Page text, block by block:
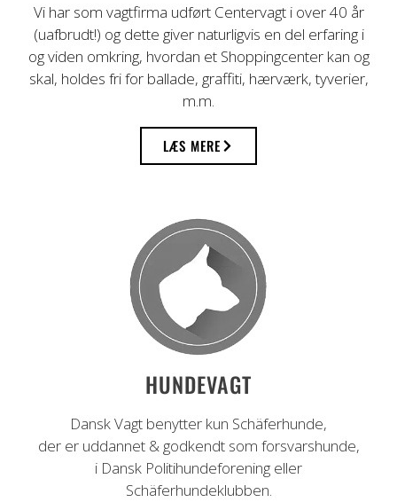
Vi har som vagtfirma udført Centervagt i over 40 år
(uafbrudt!) og dette giver naturligvis en del erfaring i
og viden omkring, hvordan et Shoppingcenter kan og
skal, holdes fri for ballade, graffiti, hærværk, tyverier,
m.m.
LÆS MERE
HUNDEVAGT
Dansk Vagt benytter kun Schäferhunde,
der er uddannet & godkendt som forsvarshunde,
i Dansk Politihundeforening eller
Schäferhundeklubben.